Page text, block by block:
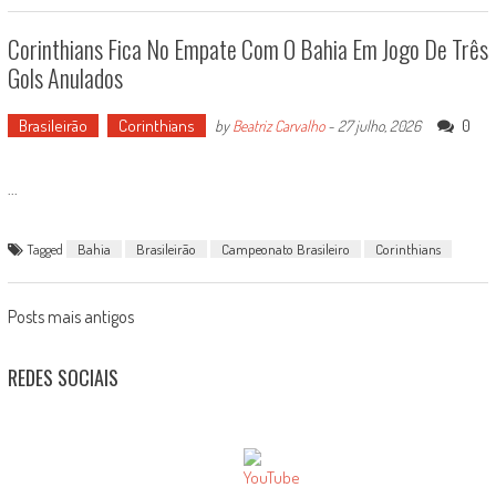
Corinthians Fica No Empate Com O Bahia Em Jogo De Três
Gols Anulados
Brasileirão Corinthians byBeatriz Carvalho- 27 julho, 2026 0
...
Tagged Bahia Brasileirão Campeonato Brasileiro Corinthians
Posts
navigation
Posts mais antigos
REDES SOCIAIS